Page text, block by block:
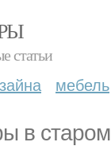
статьи
мебель
в